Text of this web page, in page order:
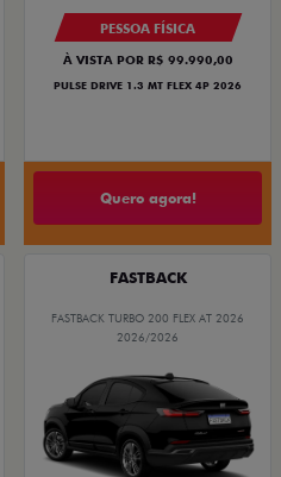
PESSOA FÍSICA
À VISTA POR R$ 99.990,00
PULSE DRIVE 1.3 MT FLEX 4P 2026
Quero agora!
FASTBACK
FASTBACK TURBO 200 FLEX AT 2026
2026/2026